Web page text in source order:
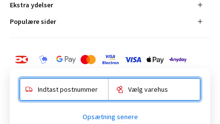
Ekstra ydelser
Populære sider
Anelystparken 16, 8381 Tilst. CVR-nummer 19555305
Indtast postnummer Vælg varehus
Opsætning senere